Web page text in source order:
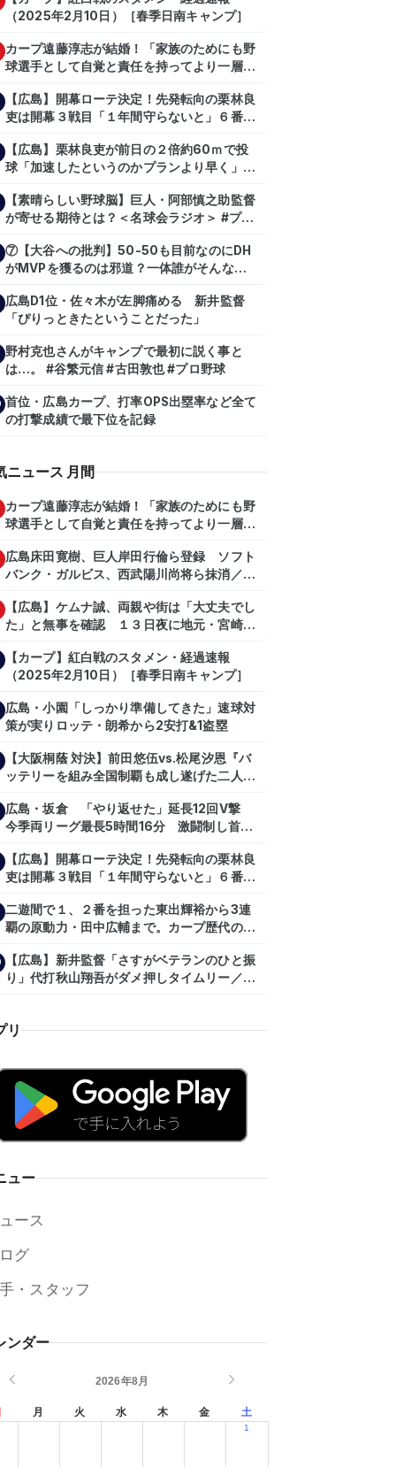
（2025年2月10日）［春季日南キャンプ］
カープ遠藤淳志が結婚！「家族のためにも野
球選手として自覚と責任を持ってより一層頑
【広島】開幕ローテ決定！先発転向の栗林良
吏は開幕３戦目「１年間守らないと」６番手
【広島】栗林良吏が前日の２倍約60ｍで投
球「加速したというのかプランより早く」自
【素晴らしい野球脳】巨人・阿部慎之助監督
が寄せる期待とは？＜名球会ラジオ＞ #プロ
山礼都 #泉口友汰 #石井琢朗 #shorts
⑦【大谷への批判】50-50も目前なのにDH
がMVPを獲るのは邪道？一体誰がそんな事
【shoheiohtani】【池田親興】【高橋慶
彦】【広島東洋カープ】【プロ野球】
広島D1位・佐々木が左脚痛める 新井監督
「ぴりっときたということだった」
野村克也さんがキャンプで最初に説く事と
は…。 #谷繁元信 #古田敦也 #プロ野球
首位・広島カープ、打率OPS出塁率など全て
の打撃成績で最下位を記録
ニュース 月間
カープ遠藤淳志が結婚！「家族のためにも野
球選手として自覚と責任を持ってより一層頑
広島床田寛樹、巨人岸田行倫ら登録 ソフト
バンク・ガルビス、西武陽川尚将ら抹消／２
【広島】ケムナ誠、両親や街は「大丈夫でし
た」と無事を確認 １３日夜に地元・宮崎県
【カープ】紅白戦のスタメン・経過速報
（2025年2月10日）［春季日南キャンプ］
広島・小園「しっかり準備してきた」速球対
策が実りロッテ・朗希から2安打&1盗塁
【大阪桐蔭 対決】前田悠伍vs.松尾汐恩『バ
ッテリーを組み全国制覇も成し遂げた二人
広島・坂倉 「やり返せた」延長12回V撃
今季両リーグ最長5時間16分 激闘制し首位
【広島】開幕ローテ決定！先発転向の栗林良
吏は開幕３戦目「１年間守らないと」６番手
二遊間で１、２番を担った東出輝裕から3連
覇の原動力・田中広輔まで。カープ歴代のシ
【広島】新井監督「さすがベテランのひと振
り」代打秋山翔吾がダメ押しタイムリー／一
リ
ュー
ース
グ
・スタッフ
ンダー
2026年8月
月 火 水 木 金 土
1